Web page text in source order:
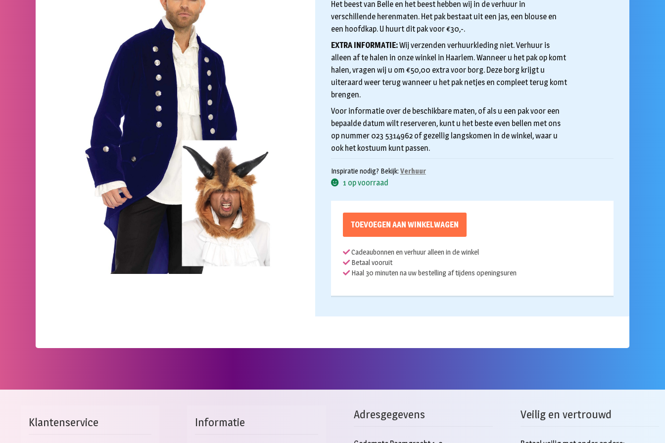
Het beest van Belle en het beest hebben wij in de verhuur in
verschillende herenmaten. Het pak bestaat uit een jas, een blouse en
een hoofdkap. U huurt dit pak voor €30,-.
EXTRA INFORMATIE:Wij verzenden verhuurkleding niet. Verhuur is
alleen af te halen in onze winkel in Haarlem. Wanneer u het pak op komt
halen, vragen wij u om €50,00 extra voor borg. Deze borg krijgt u
uiteraard weer terug wanneer u het pak netjes en compleet terug komt
brengen.
Voor informatie over de beschikbare maten, of als u een pak voor een
bepaalde datum wilt reserveren, kunt u het beste even bellen met ons
op nummer 023 5314962 of gezellig langskomen in de winkel, waar u
ook het kostuum kunt passen.
Inspiratie nodig? Bekijk: Verhuur
1 op voorraad
TOEVOEGEN AAN WINKELWAGEN
Cadeaubonnen en verhuur alleen in de winkel
Betaal vooruit
Haal 30 minuten na uw bestelling af tijdens openingsuren
Klantenservice Informatie
Adresgegevens Veilig en vertrouwd